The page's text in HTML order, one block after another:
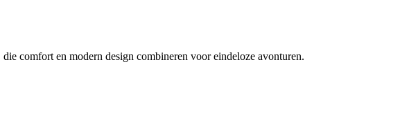
comfort en modern design combineren voor eindeloze avonturen.